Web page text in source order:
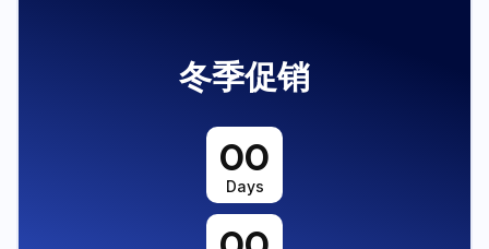
冬季促销
00
Days